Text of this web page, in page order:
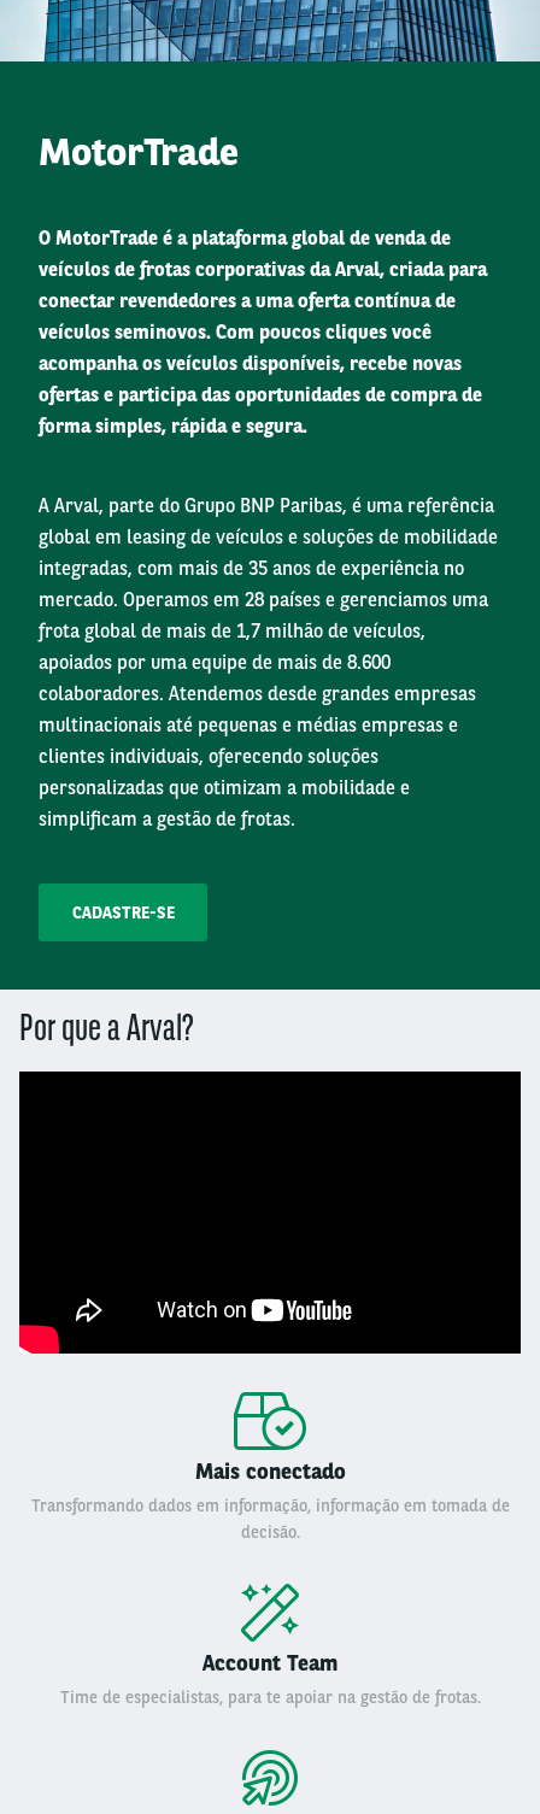
MotorTrade
O MotorTrade é a plataforma global de venda de
veículos de frotas corporativas da Arval, criada para
conectar revendedores a uma oferta contínua de
veículos seminovos. Com poucos cliques você
acompanha os veículos disponíveis, recebe novas
ofertas e participa das oportunidades de compra de
forma simples, rápida e segura.
A Arval, parte do Grupo BNP Paribas, é uma referência
global em leasing de veículos e soluções de mobilidade
integradas, com mais de 35 anos de experiência no
mercado. Operamos em 28 países e gerenciamos uma
frota global de mais de 1,7 milhão de veículos,
apoiados por uma equipe de mais de 8.600
colaboradores. Atendemos desde grandes empresas
multinacionais até pequenas e médias empresas e
clientes individuais, oferecendo soluções
personalizadas que otimizam a mobilidade e
simplificam a gestão de frotas.
CADASTRE-SE
Por que a Arval?
Mais conectado
Transformando dados em informação, informação em tomada de
decisão.
Account Team
Time de especialistas, para te apoiar na gestão de frotas.